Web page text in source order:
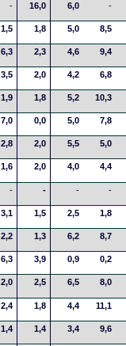
- 16,0 6,0 -
1,5 1,8 5,0 8,5
6,3 2,3 4,6 9,4
3,5 2,0 4,2 6,8
1,9 1,8 5,2 10,3
7,0 0,0 5,0 7,8
2,8 2,0 5,5 5,0
1,6 2,0 4,0 4,4
- - - -
3,1 1,5 2,5 1,8
2,2 1,3 6,2 8,7
6,3 3,9 0,9 0,2
2,0 2,5 6,5 8,0
2,4 1,8 4,4 11,1
1,4 1,4 3,4 9,6